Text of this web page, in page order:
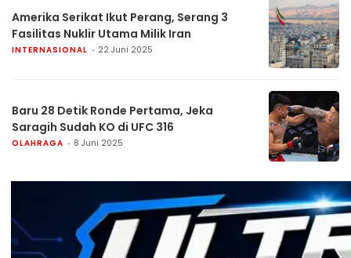
Amerika Serikat Ikut Perang, Serang 3
Fasilitas Nuklir Utama Milik Iran
INTERNASIONAL 22 Juni 2025
Baru 28 Detik Ronde Pertama, Jeka
Saragih Sudah KO di UFC 316
OLAHRAGA 8 Juni 2025